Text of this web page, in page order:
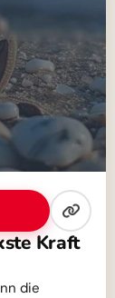
Kraft
die